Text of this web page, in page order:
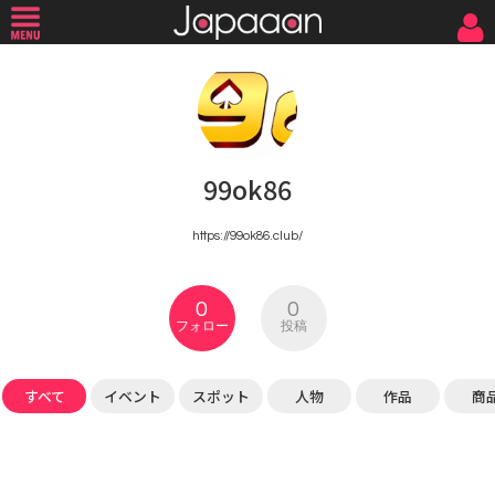
99ok86
https://99ok86.club/
0
フォロー
0
投稿
すべて イベント スポット 人物 作品 商